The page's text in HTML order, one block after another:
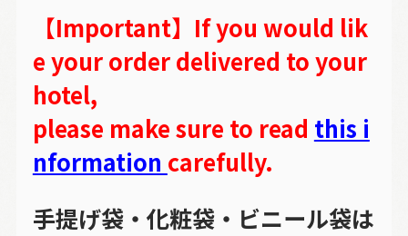
【Important】If you would lik
e your order delivered to your
hotel,
please make sure to read this i
nformation carefully.
手提げ袋・化粧袋・ビニール袋は